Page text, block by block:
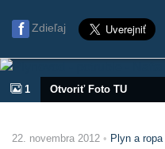
Zdieľaj
1 Otvoriť Foto TU
22. novembra 2012 Plyn a ropa